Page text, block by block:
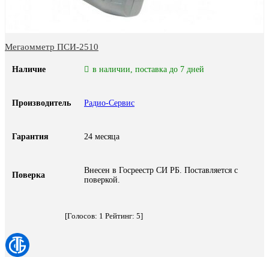
Мегаомметр ПСИ-2510
Наличие в наличии, поставка до 7 дней
Производитель Радио-Сервис
Гарантия 24 месяца
Поверка
Внесен в Госреестр СИ РБ. Поставляется с
поверкой.
[Голосов: 1 Рейтинг: 5]